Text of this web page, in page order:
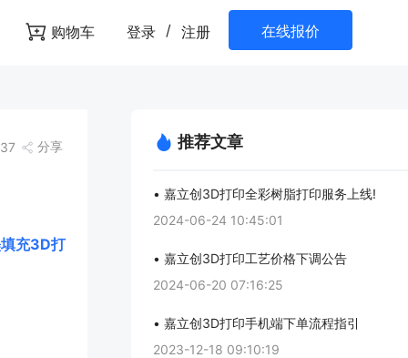
购物车 登录 / 注册 在线报价
分享
充3D打
推荐文章
• 嘉立创3D打印全彩树脂打印服务上线!
2024-06-24 10:45:01
• 嘉立创3D打印工艺价格下调公告
2024-06-20 07:16:25
• 嘉立创3D打印手机端下单流程指引
2023-12-18 09:10:19